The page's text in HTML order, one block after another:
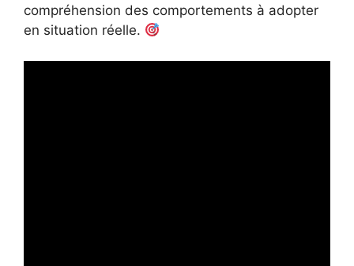
compréhension des comportements à adopter
en situation réelle.